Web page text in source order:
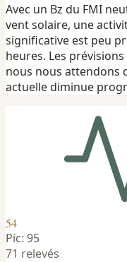
Avec un Bz du FMI
vent solaire, une
significative est peu
heures. Les
nous nous attendons
actuelle diminue
54
Pic: 95
71 relevés